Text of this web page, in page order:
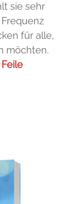
sie sehr
für alle,
möchten.